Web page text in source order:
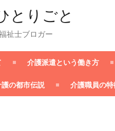
とりごと
祉士ブロガー
介護派遣という働き方
の都市伝説 介護職員の